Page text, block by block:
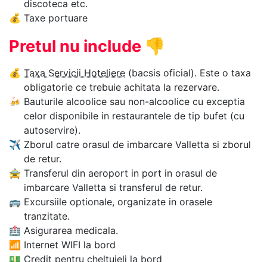
discoteca etc.
💰 Taxe portuare
Pretul nu include 👎
💰 Taxa Servicii Hoteliere (bacsis oficial). Este o taxa
obligatorie ce trebuie achitata la rezervare.
🍻 Bauturile alcoolice sau non-alcoolice cu exceptia
celor disponibile in restaurantele de tip bufet (cu
autoservire).
✈ Zborul catre orasul de imbarcare Valletta si zborul
de retur.
🚖 Transferul din aeroport in port in orasul de
imbarcare Valletta si transferul de retur.
🚌 Excursiile optionale, organizate in orasele
tranzitate.
🏥 Asigurarea medicala.
📶 Internet WIFI la bord
💵 Credit pentru cheltuieli la bord